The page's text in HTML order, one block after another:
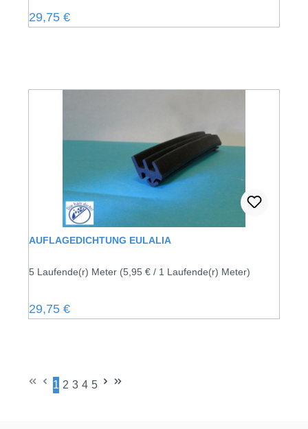
Regulärer Preis:
29,75 €
AUFLAGEDICHTUNG EULALIA
5 Laufende(r) Meter (5,95 € / 1 Laufende(r) Meter)
Regulärer Preis:
29,75 €
Seite
1
Seite
2
Seite
3
Seite
4
Seite
5